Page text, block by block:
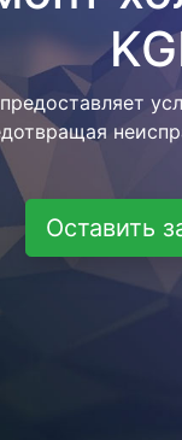
и отвезет
мастера
выезд
Оставить